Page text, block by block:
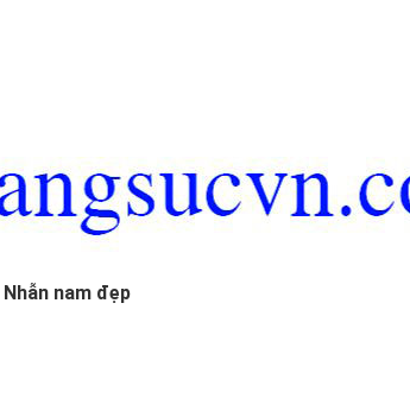
Nhẫn nam đẹp